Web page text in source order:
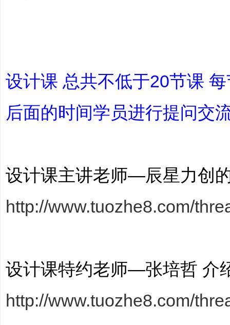
设计课 总共不低于20节课
后面的时间学员进行提问交
设计课主讲老师—辰星力创
http://www.tuozhe8.com/
设计课特约老师—张培哲 介
http://www.tuozhe8.com/